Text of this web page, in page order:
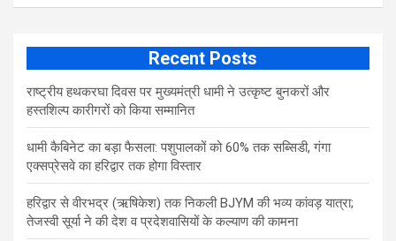
Recent Posts
राष्ट्रीय हथकरघा दिवस पर मुख्यमंत्री धामी ने उत्कृष्ट बुनकरों और
हस्तशिल्प कारीगरों को किया सम्मानित
​धामी कैबिनेट का बड़ा फैसला: पशुपालकों को 60% तक सब्सिडी, गंगा
एक्सप्रेसवे का हरिद्वार तक होगा विस्तार
​हरिद्वार से वीरभद्र (ऋषिकेश) तक निकली BJYM की भव्य कांवड़ यात्रा;
तेजस्वी सूर्या ने की देश व प्रदेशवासियों के कल्याण की कामना